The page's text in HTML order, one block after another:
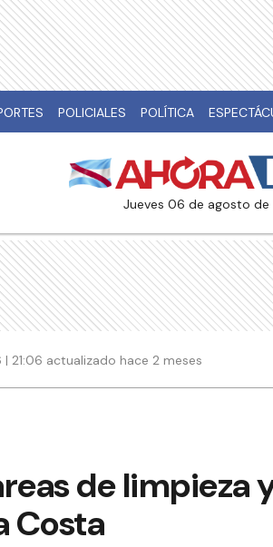
POLICIALES POLÍTICA
jueves 06 de agosto
21:06 actualizado hace 2 meses
de limpieza
Costa